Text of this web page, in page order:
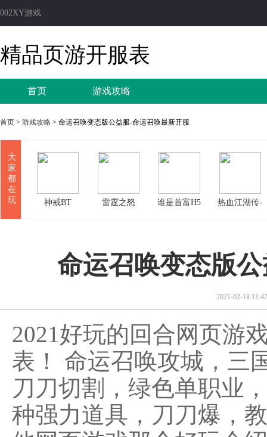
002XY游戏
精品页游开服表
首页 游戏攻略
首页 > 游戏攻略 > 命运召唤变态版公益服-命运召唤最新开服
大
家
都
在
玩
神戒BT 雷霆之怒 谁是首富H5
热血江湖传-
命运召唤变态版
2021-02-18
2021好玩的回合网页游
表！ 命运召唤攻城，三
刀刀切割，绿色单职业
种强力道具，刀刀爆，